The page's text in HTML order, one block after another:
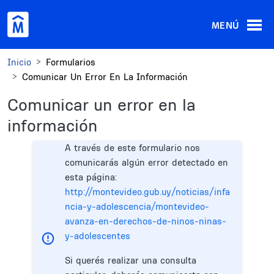
MENÚ
Inicio
Formularios
Comunicar Un Error En La Información
Comunicar un error en la
información
A través de este formulario nos
comunicarás algún error detectado en
esta página:
http://montevideo.gub.uy/noticias/infa
ncia-y-adolescencia/montevideo-
avanza-en-derechos-de-ninos-ninas-
y-adolescentes
Si querés realizar una consulta